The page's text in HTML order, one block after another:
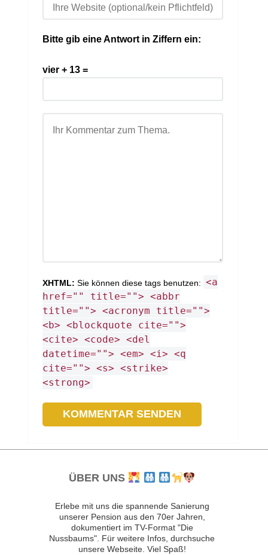
Bitte gib eine Antwort in Ziffern ein:
vier + 13 =
XHTML: Sie können diese tags benutzen: <a
href="" title=""> <abbr
title=""> <acronym title="">
<b> <blockquote cite="">
<cite> <code> <del
datetime=""> <em> <i> <q
cite=""> <s> <strike>
<strong>
ÜBER UNS
Erlebe mit uns die spannende Sanierung
unserer Pension aus den 70er Jahren,
dokumentiert im TV-Format "Die
Nussbaums". Für weitere Infos, durchsuche
unsere Webseite. Viel Spaß!